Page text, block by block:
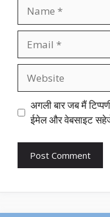
अगली बार जब मैं
ईमेल और वेबसाइट